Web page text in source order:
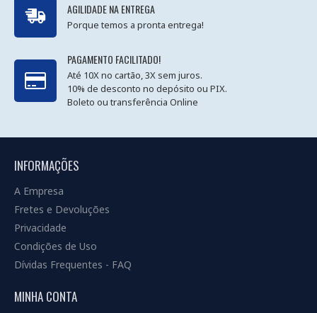
AGILIDADE NA ENTREGA
Porque temos a pronta entrega!
PAGAMENTO FACILITADO!
Até 10X no cartão, 3X sem juros.
10% de desconto no depósito ou PIX.
Boleto ou transferência Online
INFORMAÇÕES
A Empresa
Fretes e Devoluções
Privacidade
Condições de Uso
Dívidas Frequentes - FAQ
MINHA CONTA